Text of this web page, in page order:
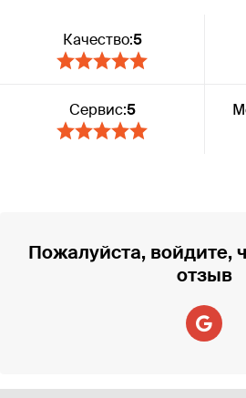
Качество:5
Сервис:5
Пожалуйста, войдите,
отзыв